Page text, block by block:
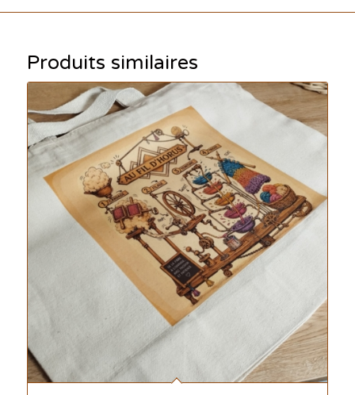
Produits similaires